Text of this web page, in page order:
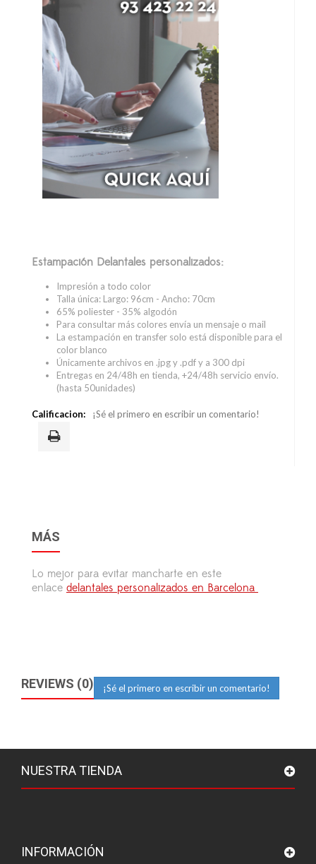
Estampación Delantales personalizados:
Impresión a todo color
Talla única: Largo: 96cm - Ancho: 70cm
65% poliester - 35% algodón
Para consultar más colores envía un mensaje o mail
La estampación en transfer solo está disponible para el
color blanco
Únicamente archivos en .jpg y .pdf y a 300 dpi
Entregas en 24/48h en tienda, +24/48h servicio envío.
(hasta 50unidades)
Calificacion: ¡Sé el primero en escribir un comentario!
MÁS
Lo mejor para evitar mancharte en este
enlace delantales personalizados en Barcelona
REVIEWS (0) ¡Sé el primero en escribir un comentario!
NUESTRA TIENDA
INFORMACIÓN